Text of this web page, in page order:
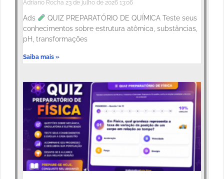
Adriano Rocha 23 de julho de 2026 13:06
Ads
QUIZ PREPARATÓRIO DE QUÍMICA Teste seus
conhecimentos sobre estrutura atômica, substâncias,
pH, transformações
Saiba mais »